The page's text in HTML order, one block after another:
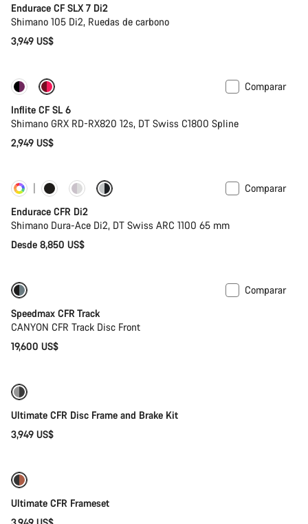
Endurace CF SLX 7 Di2
Shimano 105 Di2, Ruedas de carbono
3,949 US$
Comparar
Inflite CF SL 6
Shimano GRX RD-RX820 12s, DT Swiss C1800 Spline
2,949 US$
Personalizar Potenciómetro
Comparar
Endurace CFR Di2
Shimano Dura-Ace Di2, DT Swiss ARC 1100 65 mm
Desde 8,850 US$
Comparar
Speedmax CFR Track
CANYON CFR Track Disc Front
19,600 US$
Ultimate CFR Disc Frame and Brake Kit
3,949 US$
Ultimate CFR Frameset